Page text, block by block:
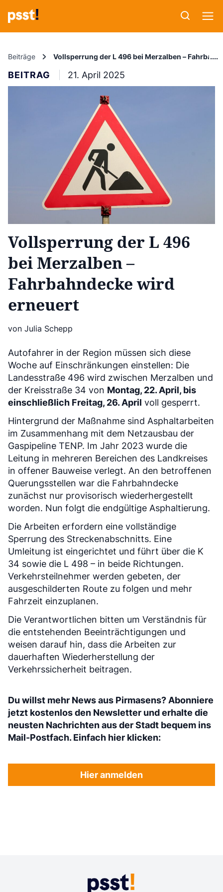
Beiträge Vollsperrung der L 496 bei Merzalben –
BEITRAG 21. April 2025
Vollsperrung der L 496
bei Merzalben –
Fahrbahndecke wird
erneuert
von Julia Schepp
Autofahrer in der Region müssen sich diese
Woche auf Einschränkungen einstellen: Die
Landesstraße 496 wird zwischen Merzalben und
der Kreisstraße 34 von Montag, 22. April, bis
einschließlich Freitag, 26. April voll gesperrt.
Hintergrund der Maßnahme sind Asphaltarbeiten
im Zusammenhang mit dem Netzausbau der
Gaspipeline TENP. Im Jahr 2023 wurde die
Leitung in mehreren Bereichen des Landkreises
in offener Bauweise verlegt. An den betroffenen
Querungsstellen war die Fahrbahndecke
zunächst nur provisorisch wiederhergestellt
worden. Nun folgt die endgültige Asphaltierung.
Die Arbeiten erfordern eine vollständige
Sperrung des Streckenabschnitts. Eine
Umleitung ist eingerichtet und führt über die K
34 sowie die L 498 – in beide Richtungen.
Verkehrsteilnehmer werden gebeten, der
ausgeschilderten Route zu folgen und mehr
Fahrzeit einzuplanen.
Die Verantwortlichen bitten um Verständnis für
die entstehenden Beeinträchtigungen und
weisen darauf hin, dass die Arbeiten zur
dauerhaften Wiederherstellung der
Verkehrssicherheit beitragen.
Du willst mehr News aus Pirmasens? Abonniere
jetzt kostenlos den Newsletter und erhalte die
neusten Nachrichten aus der Stadt bequem ins
Mail-Postfach. Einfach hier klicken:
Hier anmelden